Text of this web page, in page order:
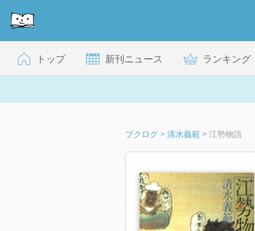
トップ 新刊ニュース ランキング
ブクログ > 清水義範 > 江勢物語